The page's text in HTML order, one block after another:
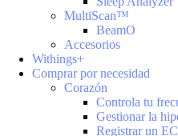
MultiScan™
BeamO
Accesorios
Withings+
Comprar por necesidad
Corazón
Controla tu
Gestionar la
Registrar un